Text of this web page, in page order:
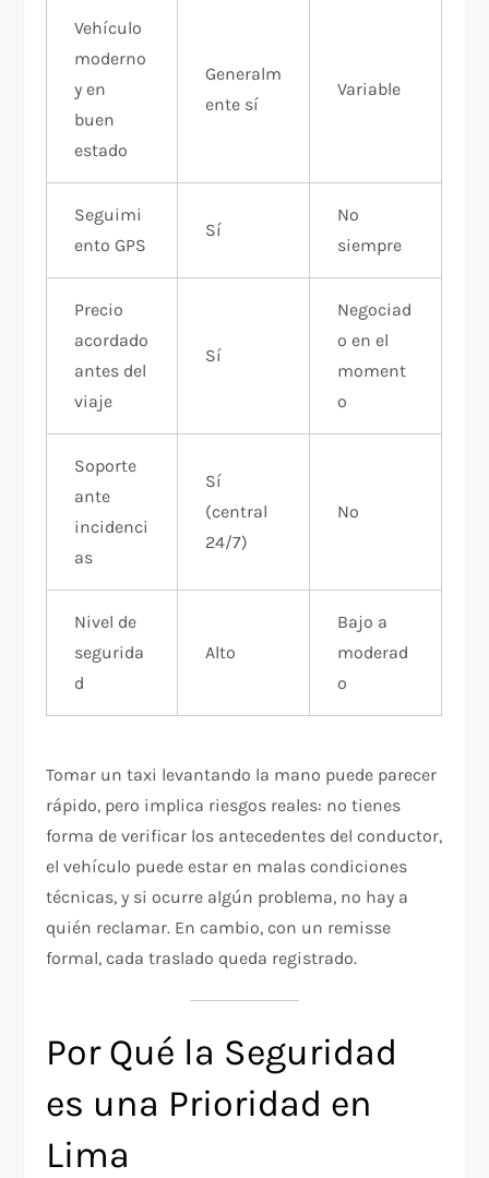
Vehículo
moderno
y en
buen
estado
Generalm
ente sí
Variable
Seguimi
ento GPS
Sí
No
siempre
Precio
acordado
antes del
viaje
Sí
Negociad
o en el
moment
o
Soporte
ante
incidenci
as
Sí
(central
24/7)
No
Nivel de
segurida
d
Alto
Bajo a
moderad
o
Tomar un taxi levantando la mano puede parecer
rápido, pero implica riesgos reales: no tienes
forma de verificar los antecedentes del conductor,
el vehículo puede estar en malas condiciones
técnicas, y si ocurre algún problema, no hay a
quién reclamar. En cambio, con un remisse
formal, cada traslado queda registrado.​
Por Qué la Seguridad
es una Prioridad en
Lima